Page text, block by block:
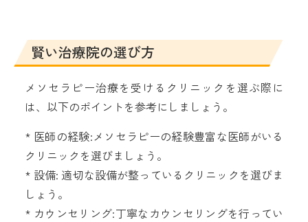
賢い治療院の選び方
メソセラピー治療を受けるクリニックを選ぶ際に
は、以下のポイントを参考にしましょう。
* 医師の経験:メソセラピーの経験豊富な医師がいる
クリニックを選びましょう。
* 設備: 適切な設備が整っているクリニックを選びま
しょう。
* カウンセリング:丁寧なカウンセリングを行ってい